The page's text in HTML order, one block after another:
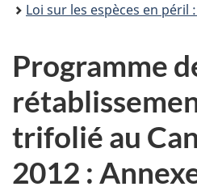
Loi sur les espèces en péril :
Programme
trifolié au
2012 :